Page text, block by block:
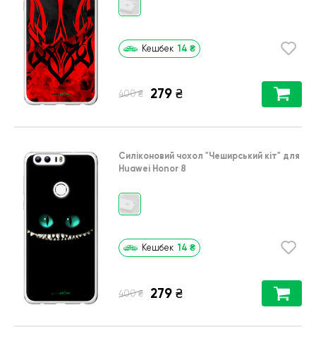
Кешбек 14 ₴
400 ₴ 279 ₴
Силіконовий чохол "Чеширський кіт" для
Huawei Honor 8
Кешбек 14 ₴
400 ₴ 279 ₴